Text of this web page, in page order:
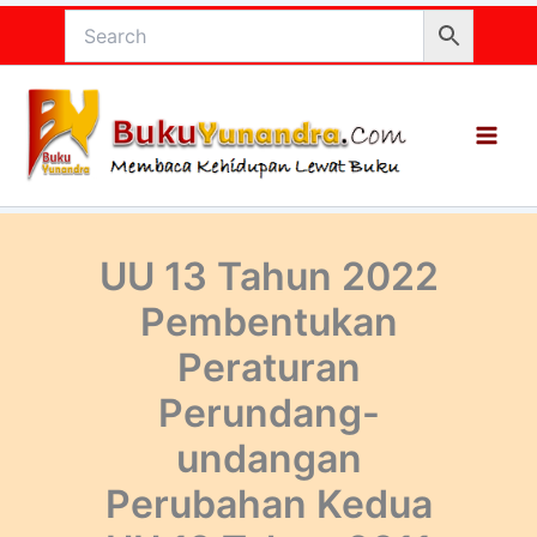
konten
UU 13 Tahun 2022
Pembentukan
Peraturan
Perundang-
undangan
Perubahan Kedua